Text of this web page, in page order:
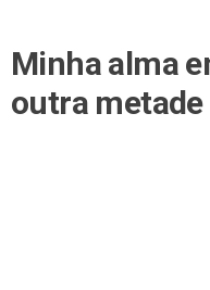
Minha alma
outra metade